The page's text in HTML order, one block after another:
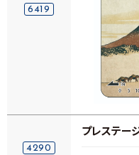
6419
4290
プレステー